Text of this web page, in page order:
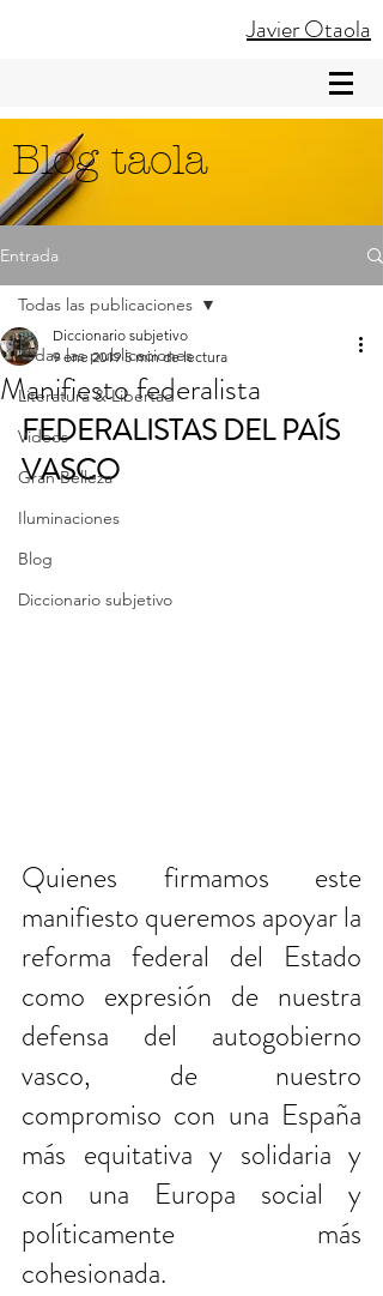
Javier Otaola
Blog taola
Entrada
Todas las publicaciones
Literatura & Libertad
Videos
Gran Belleza
Iluminaciones
Blog
Diccionario subjetivo
Todas las publicaciones
Manifiesto federalista
Diccionario subjetivo
9 ene 2019 5 min de lectura
FEDERALISTAS DEL PAÍS
VASCO
Quienes firmamos este
manifiesto queremos apoyar la
reforma federal del Estado
como expresión de nuestra
defensa del autogobierno
vasco, de nuestro
compromiso con una España
más equitativa y solidaria y
con una Europa social y
políticamente más
cohesionada.